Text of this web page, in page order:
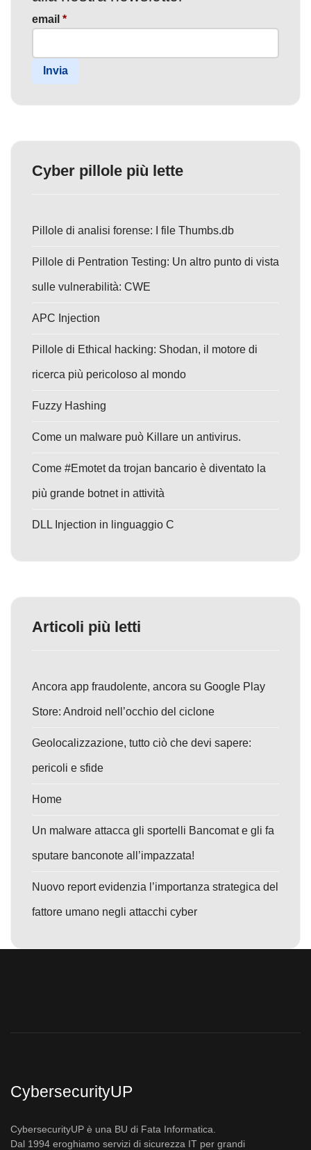
email *
Invia
Cyber pillole più lette
Pillole di analisi forense: I file Thumbs.db
Pillole di Pentration Testing: Un altro punto di vista
sulle vulnerabilità: CWE
APC Injection
Pillole di Ethical hacking: Shodan, il motore di
ricerca più pericoloso al mondo
Fuzzy Hashing
Come un malware può Killare un antivirus.
Come #Emotet da trojan bancario è diventato la
più grande botnet in attività
DLL Injection in linguaggio C
Articoli più letti
Ancora app fraudolente, ancora su Google Play
Store: Android nell’occhio del ciclone
Geolocalizzazione, tutto ciò che devi sapere:
pericoli e sfide
Home
Un malware attacca gli sportelli Bancomat e gli fa
sputare banconote all’impazzata!
Nuovo report evidenzia l’importanza strategica del
fattore umano negli attacchi cyber
CybersecurityUP
CybersecurityUP è una BU di Fata Informatica.
Dal 1994 eroghiamo servizi di sicurezza IT per grandi